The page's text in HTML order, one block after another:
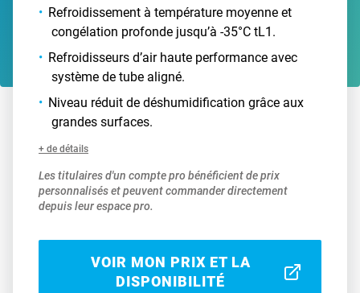
Refroidissement à température moyenne et
congélation profonde jusqu’à -35°C tL1.
Refroidisseurs d’air haute performance avec
système de tube aligné.
Niveau réduit de déshumidification grâce aux
grandes surfaces.
+ de détails
Les titulaires d'un compte pro bénéficient de prix
personnalisés et peuvent commander directement
depuis leur espace pro.
VOIR MON PRIX ET LA
DISPONIBILITÉ